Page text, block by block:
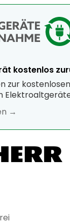
kostenlos
zur
→